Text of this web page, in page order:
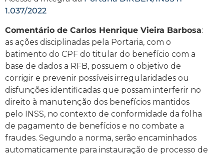
1.037/2022
Comentário de Carlos Henrique Vieira Barbosa:
as ações disciplinadas pela Portaria, com o
batimento do CPF do titular do benefício com a
base de dados a RFB, possuem o objetivo de
corrigir e prevenir possíveis irregularidades ou
disfunções identificadas que possam interferir no
direito à manutenção dos benefícios mantidos
pelo INSS, no contexto de conformidade da folha
de pagamento de benefícios e no combate a
fraudes. Segundo a norma, serão encaminhados
automaticamente para instauração de processo de